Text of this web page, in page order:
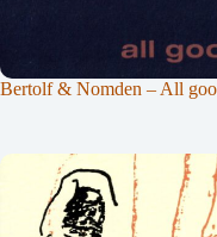
Bertolf & Nomden – All